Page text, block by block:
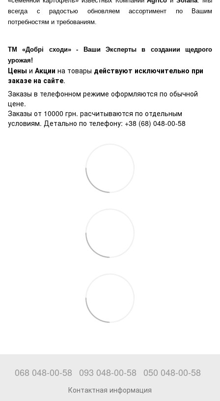
всегда с радостью обновляем ассортимент по Вашим
потребностям и требованиям.
ТМ «Добрі сходи» - Ваши Эксперты в создании щедрого
урожая!
Цены и Акции на товары действуют исключительно при
заказе на сайте.
Заказы в телефонном режиме оформляются по обычной
цене.
Заказы от 10000 грн. расчитываются по отдельным
условиям. Детально по телефону: +38 (68) 048-00-58
068 048-00-58 093 048-00-58 050 048-00-58
Контактная информация